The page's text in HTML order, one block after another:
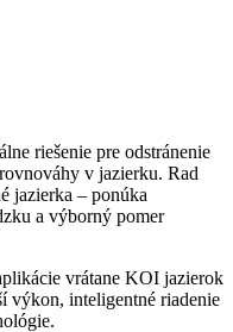
riešenie pre odstránenie
v jazierku. Rad
jazierka – ponúka
a výborný pomer
vrátane KOI jazierok
výkon, inteligentné riadenie